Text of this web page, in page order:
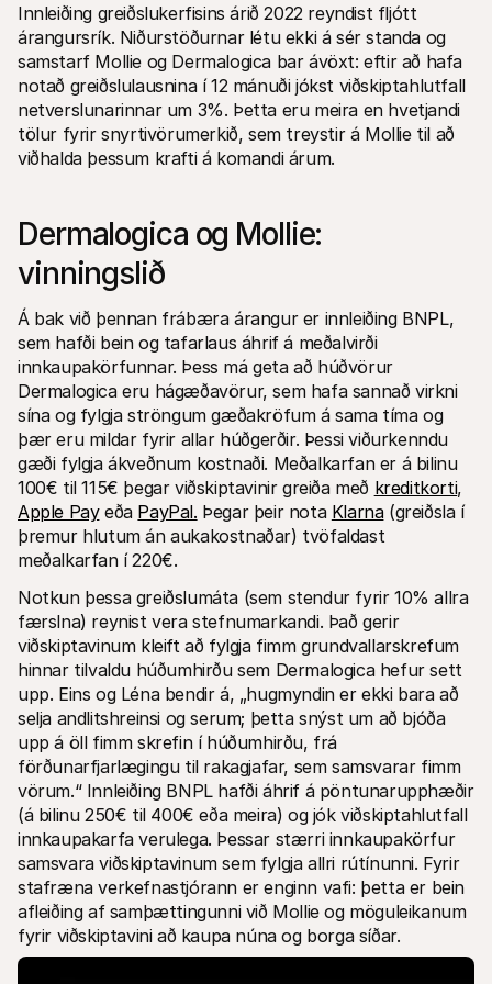
Innleiðing greiðslukerfisins árið 2022 reyndist fljótt
árangursrík. Niðurstöðurnar létu ekki á sér standa og
samstarf Mollie og Dermalogica bar ávöxt: eftir að hafa
notað greiðslulausnina í 12 mánuði jókst viðskiptahlutfall
netverslunarinnar um 3%. Þetta eru meira en hvetjandi
tölur fyrir snyrtivörumerkið, sem treystir á Mollie til að
viðhalda þessum krafti á komandi árum.
Dermalogica og Mollie:
vinningslið
Á bak við þennan frábæra árangur er innleiðing BNPL,
sem hafði bein og tafarlaus áhrif á meðalvirði
innkaupakörfunnar. Þess má geta að húðvörur
Dermalogica eru hágæðavörur, sem hafa sannað virkni
sína og fylgja ströngum gæðakröfum á sama tíma og
þær eru mildar fyrir allar húðgerðir. Þessi viðurkenndu
gæði fylgja ákveðnum kostnaði. Meðalkarfan er á bilinu
100€ til 115€ þegar viðskiptavinir greiða með kreditkorti
Apple Pay eða PayPal. Þegar þeir nota Klarna (greiðsla í
þremur hlutum án aukakostnaðar) tvöfaldast
meðalkarfan í 220€.
Notkun þessa greiðslumáta (sem stendur fyrir 10% allra
færslna) reynist vera stefnumarkandi. Það gerir
viðskiptavinum kleift að fylgja fimm grundvallarskrefum
hinnar tilvaldu húðumhirðu sem Dermalogica hefur sett
upp. Eins og Léna bendir á, „hugmyndin er ekki bara að
selja andlitshreinsi og serum; þetta snýst um að bjóða
upp á öll fimm skrefin í húðumhirðu, frá
förðunarfjarlægingu til rakagjafar, sem samsvarar fimm
vörum.“ Innleiðing BNPL hafði áhrif á pöntunarupphæðir
(á bilinu 250€ til 400€ eða meira) og jók viðskiptahlutfall
innkaupakarfa verulega. Þessar stærri innkaupakörfur
samsvara viðskiptavinum sem fylgja allri rútínunni. Fyrir
stafræna verkefnastjórann er enginn vafi: þetta er bein
afleiðing af samþættingunni við Mollie og möguleikanum
fyrir viðskiptavini að kaupa núna og borga síðar.